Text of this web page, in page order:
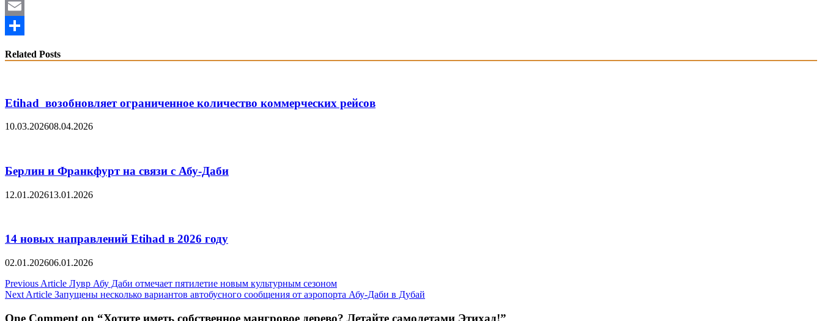
WhatsApp
Email
Related Posts
Etihad возобновляет ограниченное количество коммерческих рейсов
10.03.202608.04.2026
Берлин и Франкфурт на связи с Абу-Даби
12.01.202613.01.2026
14 новых направлений Etihad в 2026 году
02.01.202606.01.2026
Post
navigation
Previous Article Лувр Абу Даби отмечает пятилетие новым культурным сезоном
Next Article Запущены несколько вариантов автобусного сообщения от аэропорта Абу-Даби в Дубай
One Comment on “Хотите иметь собственное мангровое дерево? Летайте самолетами Этихад!”